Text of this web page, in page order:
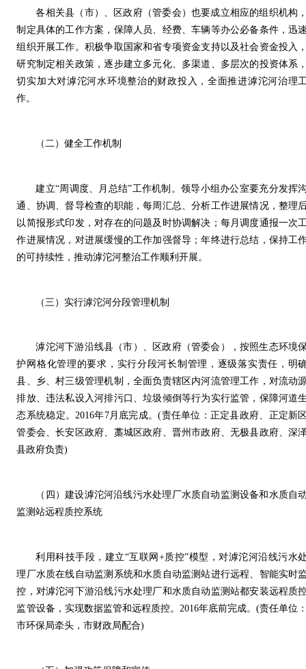
各相关县（市）、区政府（管委会）也要成立相应的组织机构
制定具体的工作方案，保障人员、经费、车辆等办公必备条件，迅
组织开展工作。积极争取国家和省专项资金支持以及社会资金投入
研究制定相关政策，逐步建立多元化、多渠道、多层次的投资体系
切实加大对滹沱河水环境整治的财政投入，全面推进滹沱河治理
作。
（二）健全工作机制
建立“周调度、月总结”工作机制。领导小组办公室要充分发挥
通、协调、督导检查的职能，每周汇总、分析工作进展情况，整理
以简报形式印发，对存在的问题及时协调解决；每月调度通报一次
作进展情况，对进展缓慢的工作加强督导；年终进行总结，保持工
的可持续性，推动滹沱河整治工作顺利开展。
（三）实行滹沱河分段管理机制
滹沱河下游沿线县（市）、区政府（管委会），按照生态环境
护网格化管理的要求，实行分段河长制管理，逐级落实责任，明
县、乡、村三级管理机制，全面负责辖区内河流管理工作，对流动
排放、违法私设入河排污口、垃圾倾倒等行为实行监管，保障河道
态系统稳定。2016年7月底完成。(责任单位：正定县政府、正定新
管委会、长安区政府、藁城区政府、晋州市政府、无极县政府、深
县政府负责)
（四）建设滹沱河沿线污水处理厂水质自动监测设备和水质自
监测站远程质控系统
利用科技手段，建立“互联网+质控”模型，对滹沱河沿线污水
理厂水质在线自动监测系统和水质自动监测站进行远程、智能实时
控，对滹沱河下游沿线污水处理厂和水质自动监测站都安装远程质
监管设备，实现数据监管和远程质控。2016年底前完成。(责任单位
市环保局牵头，市财政局配合)